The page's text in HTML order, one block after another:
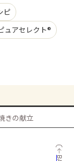
ピ
ュアセレクト®
きの献立